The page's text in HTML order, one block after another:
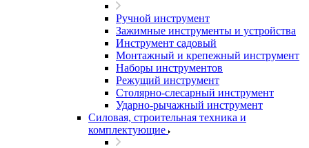
Ручной инструмент
Зажимные инструменты и устройства
Инструмент садовый
Монтажный и крепежный инструмент
Наборы инструментов
Режущий инструмент
Столярно-слесарный инструмент
Ударно-рычажный инструмент
Силовая, строительная техника и
комплектующие